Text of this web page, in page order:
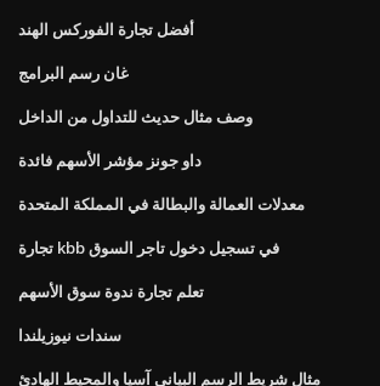
أفضل تجارة الفوركس الهند
غان رسم البرامج
وصف مثال حديث للتداول من الداخل
داو جونز مؤشر الأسهم فائدة
معدلات العمالة والبطالة في المملكة المتحدة
تجارة kbb في تسجيل دخول تاجر السوق
تعلم تجارة ندوة سوق الأسهم
سندات نيوزيلندا
مثال شريط الرسم البياني آسيا والمحيط الهادئ